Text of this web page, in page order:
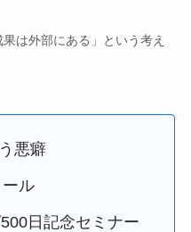
は外部にある」という考え
悪癖
ル
日記念セミナー